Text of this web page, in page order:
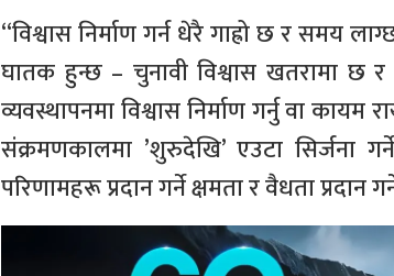
“विश्वास निर्माण गर्न धेरै गाह्रो छ र समय
घातक हुन्छ – चुनावी विश्वास खतरामा छ
व्यवस्थापनमा विश्वास निर्माण गर्नु वा
संक्रमणकालमा ’शुरुदेखि’ एउटा सिर्जना
परिणामहरू प्रदान गर्ने क्षमता र वैधता प्रदान